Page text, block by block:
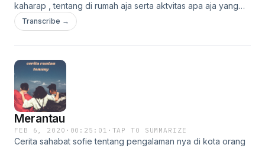
kaharap , tentang di rumah aja serta aktvitas apa aja yang
bisa kita lakukan di rumah aja :)
Transcribe →
Merantau
FEB 6, 2020 · 00:25:01 · TAP TO SUMMARIZE
Cerita sahabat sofie tentang pengalaman nya di kota orang